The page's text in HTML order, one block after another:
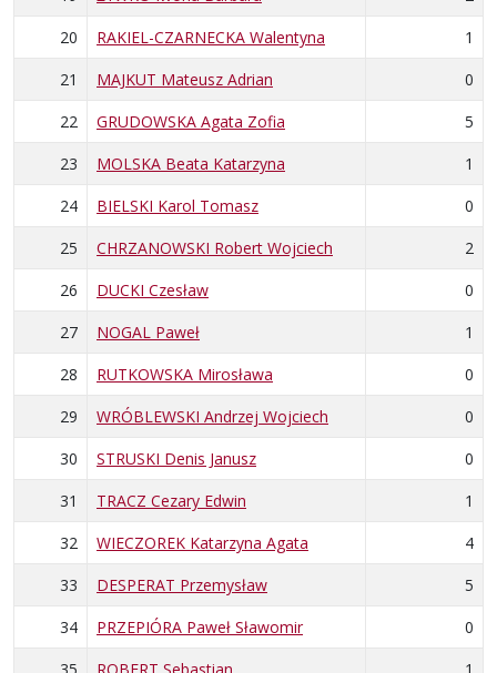
20
RAKIEL-CZARNECKA Walentyna
1
21
MAJKUT Mateusz Adrian
0
22
GRUDOWSKA Agata Zofia
5
23
MOLSKA Beata Katarzyna
1
24
BIELSKI Karol Tomasz
0
25
CHRZANOWSKI Robert Wojciech
2
26
DUCKI Czesław
0
27
NOGAL Paweł
1
28
RUTKOWSKA Mirosława
0
29
WRÓBLEWSKI Andrzej Wojciech
0
30
STRUSKI Denis Janusz
0
31
TRACZ Cezary Edwin
1
32
WIECZOREK Katarzyna Agata
4
33
DESPERAT Przemysław
5
34
PRZEPIÓRA Paweł Sławomir
0